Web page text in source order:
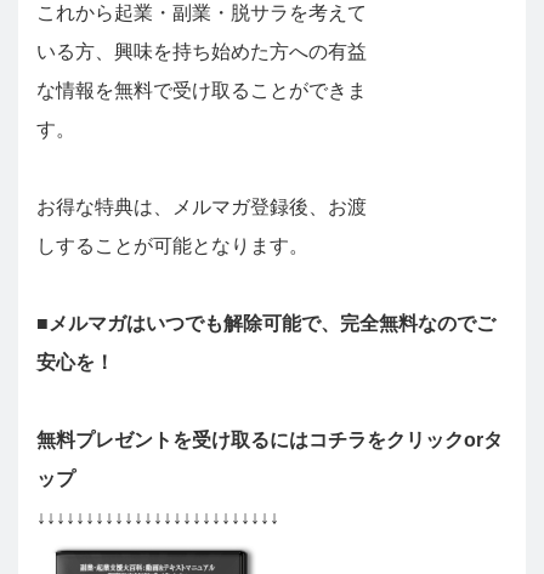
これから起業・副業・脱サラを考えて
いる方、興味を持ち始めた方への有益
な情報を無料で受け取ることができま
す。
お得な特典は、メルマガ登録後、お渡
しすることが可能となります。
■メルマガはいつでも解除可能で、完全無料なのでご
安心を！
無料プレゼントを受け取るにはコチラをクリックorタ
ップ
↓↓↓↓↓↓↓↓↓↓↓↓↓↓↓↓↓↓↓↓↓↓↓↓↓